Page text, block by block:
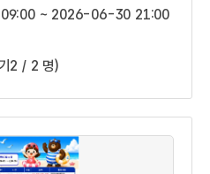
~ 2026-06-30 21:00
2 / 2 명)